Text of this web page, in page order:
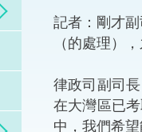
能力建設
法律樞紐
促成交易和爭議解
記者：剛才
（的處理）
律政司副司
在大灣區已
中，我們希